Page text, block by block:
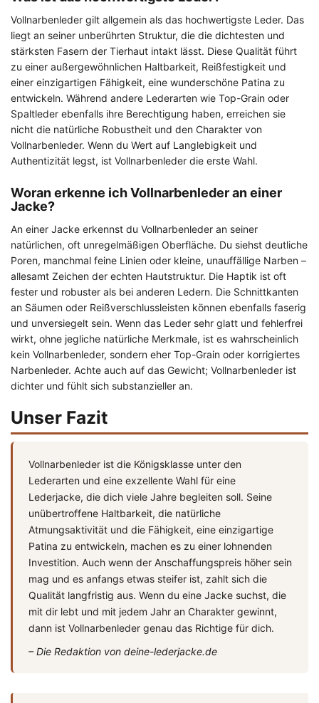
Vollnarbenleder gilt allgemein als das hochwertigste Leder. Das
liegt an seiner unberührten Struktur, die die dichtesten und
stärksten Fasern der Tierhaut intakt lässt. Diese Qualität führt
zu einer außergewöhnlichen Haltbarkeit, Reißfestigkeit und
einer einzigartigen Fähigkeit, eine wunderschöne Patina zu
entwickeln. Während andere Lederarten wie Top-Grain oder
Spaltleder ebenfalls ihre Berechtigung haben, erreichen sie
nicht die natürliche Robustheit und den Charakter von
Vollnarbenleder. Wenn du Wert auf Langlebigkeit und
Authentizität legst, ist Vollnarbenleder die erste Wahl.
Woran erkenne ich Vollnarbenleder an einer
Jacke?
An einer Jacke erkennst du Vollnarbenleder an seiner
natürlichen, oft unregelmäßigen Oberfläche. Du siehst deutliche
Poren, manchmal feine Linien oder kleine, unauffällige Narben –
allesamt Zeichen der echten Hautstruktur. Die Haptik ist oft
fester und robuster als bei anderen Ledern. Die Schnittkanten
an Säumen oder Reißverschlussleisten können ebenfalls faserig
und unversiegelt sein. Wenn das Leder sehr glatt und fehlerfrei
wirkt, ohne jegliche natürliche Merkmale, ist es wahrscheinlich
kein Vollnarbenleder, sondern eher Top-Grain oder korrigiertes
Narbenleder. Achte auch auf das Gewicht; Vollnarbenleder ist
dichter und fühlt sich substanzieller an.
Unser Fazit
Vollnarbenleder ist die Königsklasse unter den
Lederarten und eine exzellente Wahl für eine
Lederjacke, die dich viele Jahre begleiten soll. Seine
unübertroffene Haltbarkeit, die natürliche
Atmungsaktivität und die Fähigkeit, eine einzigartige
Patina zu entwickeln, machen es zu einer lohnenden
Investition. Auch wenn der Anschaffungspreis höher sein
mag und es anfangs etwas steifer ist, zahlt sich die
Qualität langfristig aus. Wenn du eine Jacke suchst, die
mit dir lebt und mit jedem Jahr an Charakter gewinnt,
dann ist Vollnarbenleder genau das Richtige für dich.
– Die Redaktion von deine-lederjacke.de